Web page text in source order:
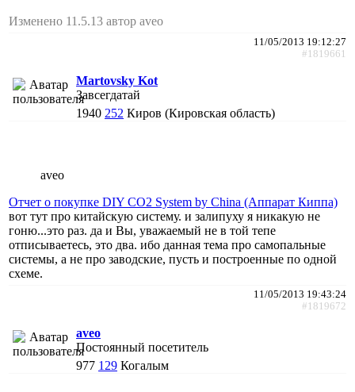
Изменено 11.5.13 автор aveo
11/05/2013 19:12:27
#1819661
Martovsky Kot
Завсегдатай
1940 252 Киров (Кировская область)
aveo
Отчет о покупке DIY CO2 System by China (Аппарат Киппа)
вот тут про китайскую систему. и залипуху я никакую не
гоню...это раз. да и Вы, уважаемый не в той тепе
отписываетесь, это два. ибо данная тема про самопальные
системы, а не про заводские, пусть и построенные по одной
схеме.
11/05/2013 19:43:24
#1819672
aveo
Постоянный посетитель
977 129 Когалым